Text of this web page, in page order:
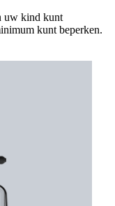
uw kind kunt
kunt beperken.